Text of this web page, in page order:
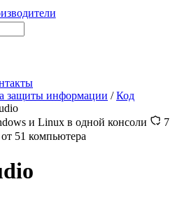
защиты информации / Код
и Linux в одной консоли
7
51 компьютера